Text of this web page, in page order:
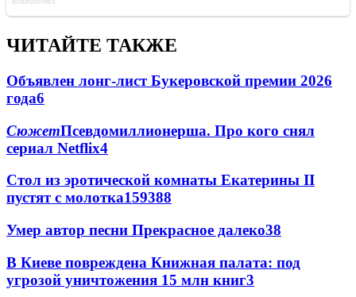
ЧИТАЙТЕ ТАКЖЕ
Объявлен лонг-лист Букеровской премии 2026
года6
СюжетПсевдомиллионерша. Про кого снял
сериал Netflix4
Стол из эротической комнаты Екатерины II
пустят с молотка159388
Умер автор песни Прекрасное далеко38
В Киеве повреждена Книжная палата: под
угрозой уничтожения 15 млн книг3